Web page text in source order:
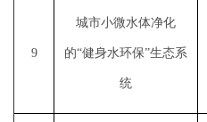
9
城市小微水体净化
的“健身水环保”生态系
统